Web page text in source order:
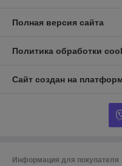
Полная версия сайта
Политика обработки
Сайт создан на
Информация для покупателя